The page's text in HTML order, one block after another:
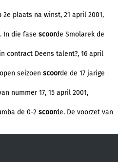
plaats na winst, 21 april 2001,
In die fase scoorde Smolarek de
contract Deens talent?, 16 april
seizoen scoorde de 17 jarige
nummer 17, 15 april 2001,
de 0-2 scoorde. De voorzet van